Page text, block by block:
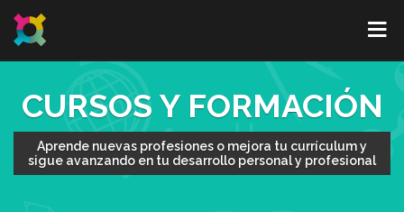
CURSOS Y FORMACIÓN
Aprende nuevas profesiones o mejora tu currículum y
sigue avanzando en tu desarrollo personal y profesional